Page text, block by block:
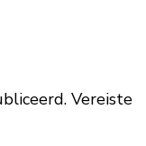
Vereiste